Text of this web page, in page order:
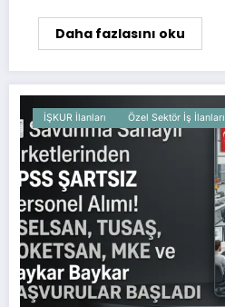
Daha fazlasını oku
İŞKUR İlanları Özel Sektör İş İlanları